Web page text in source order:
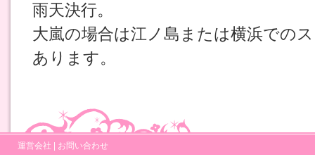
雨天決行。
大嵐の場合は江ノ島または横浜での
あります。
運営会社 | お問い合わせ